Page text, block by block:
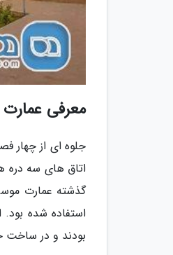
معرفی عمارت
جلوه ای از چهار
اتاق های سه دره
گذشته عمارت
استفاده شده
بودند و در ساخت